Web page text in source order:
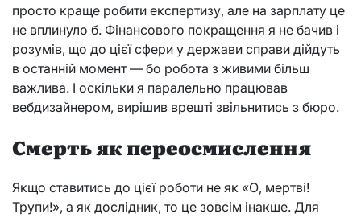
просто краще робити експертизу, але на зарплату це
не вплинуло б. Фінансового покращення я не бачив і
розумів, що до цієї сфери у держави справи дійдуть
в останній момент — бо робота з живими більш
важлива. І оскільки я паралельно працював
вебдизайнером, вирішив врешті звільнитись з бюро.
Смерть як переосмислення
Якщо ставитись до цієї роботи не як «О, мертві!
Трупи!», а як дослідник, то це зовсім інакше. Для